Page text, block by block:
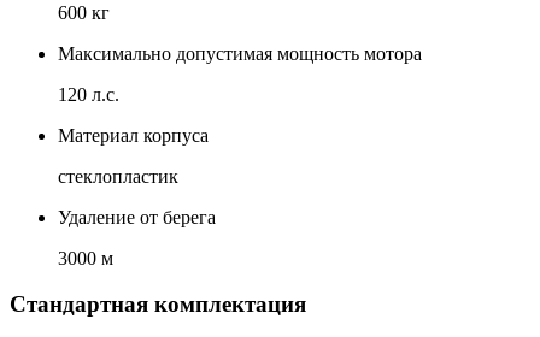
600 кг
Максимально допустимая мощность мотора
120 л.с.
Материал корпуса
стеклопластик
Удаление от берега
3000 м
Стандартная комплектация